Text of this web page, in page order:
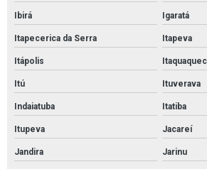
Quanto custa pintura de galpão
Revestimento autonivelante
Revestimento epóxi piso
Revestimento epóxi piso preço
Revestimento epóxi poliamida
Ibirá Igaratá
Itapecerica da Serra Itapeva
Itápolis
Itú Ituverava
Indaiatuba Itatiba
Itupeva Jacareí
Jandira Jarinu